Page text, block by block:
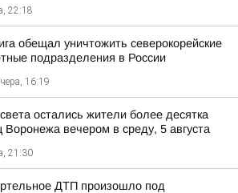
22:18
обещал уничтожить северокорейские
подразделения в России
16:19
остались жители более десятка
Воронежа вечером в среду, 5 августа
21:30
ДТП произошло под